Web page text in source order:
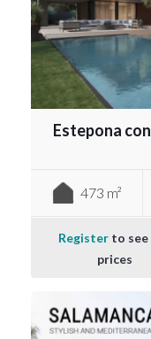
Estepona
473 m²
Registerto see
prices